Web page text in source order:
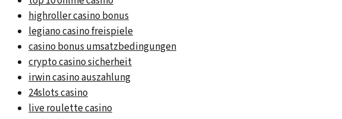
highroller casino bonus
legiano casino freispiele
casino bonus umsatzbedingungen
crypto casino sicherheit
irwin casino auszahlung
24slots casino
live roulette casino